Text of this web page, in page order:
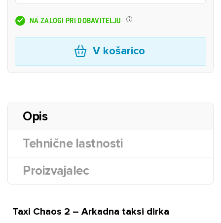
NA ZALOGI PRI DOBAVITELJU
V košarico
Opis
Tehnične lastnosti
Proizvajalec
Taxi Chaos 2 – Arkadna taksi dirka